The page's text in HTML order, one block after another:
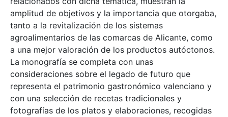
amplitud de objetivos y la importancia que otorgaba,
tanto a la revitalización de los sistemas
agroalimentarios de las comarcas de Alicante, como
a una mejor valoración de los productos autóctonos.
La monografía se completa con unas
consideraciones sobre el legado de futuro que
representa el patrimonio gastronómico valenciano y
con una selección de recetas tradicionales y
fotografías de los platos y elaboraciones, recogidas